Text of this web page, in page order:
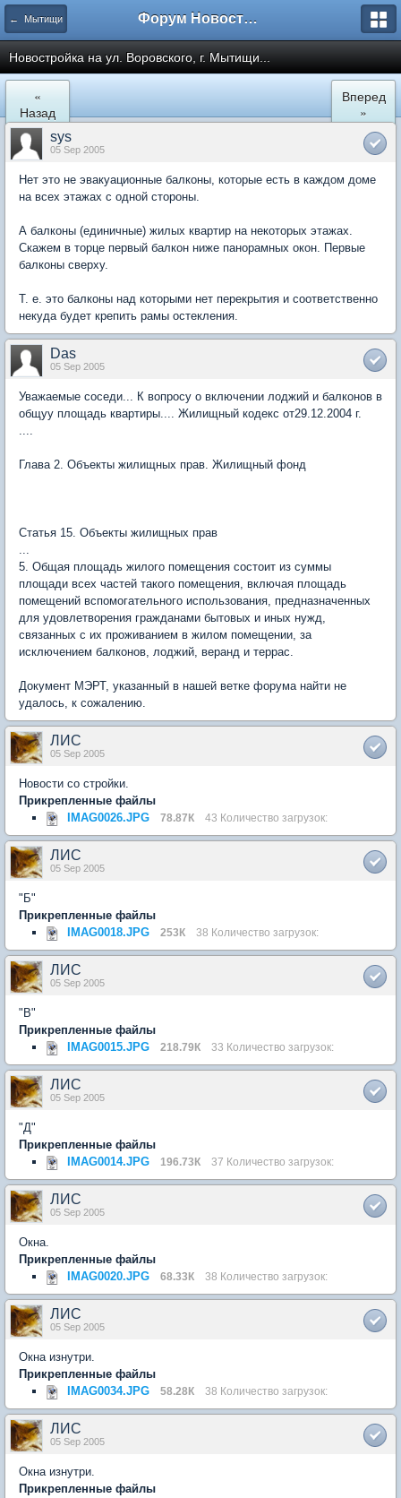
← Мытищи Форум Новостройки
Новостройка на ул. Воровского, г. Мытищи...
«
Назад
Вперед
»
sys
05 Sep 2005
Нет это не эвакуационные балконы, которые есть в каждом доме
на всех этажах с одной стороны.
А балконы (единичные) жилых квартир на некоторых этажах.
Скажем в торце первый балкон ниже панорамных окон. Первые
балконы сверху.
Т. е. это балконы над которыми нет перекрытия и соответственно
некуда будет крепить рамы остекления.
Das
05 Sep 2005
Уважаемые соседи... К вопросу о включении лоджий и балконов в
общуу площадь квартиры.... Жилищный кодекс от29.12.2004 г.
....
Глава 2. Объекты жилищных прав. Жилищный фонд
Статья 15. Объекты жилищных прав
...
5. Общая площадь жилого помещения состоит из суммы
площади всех частей такого помещения, включая площадь
помещений вспомогательного использования, предназначенных
для удовлетворения гражданами бытовых и иных нужд,
связанных с их проживанием в жилом помещении, за
исключением балконов, лоджий, веранд и террас.
Документ МЭРТ, указанный в нашей ветке форума найти не
удалось, к сожалению.
ЛИС
05 Sep 2005
Новости со стройки.
Прикрепленные файлы
IMAG0026.JPG
78.87К 43 Количество загрузок:
ЛИС
05 Sep 2005
"Б"
Прикрепленные файлы
IMAG0018.JPG
253К 38 Количество загрузок:
ЛИС
05 Sep 2005
"В"
Прикрепленные файлы
IMAG0015.JPG
218.79К 33 Количество загрузок:
ЛИС
05 Sep 2005
"Д"
Прикрепленные файлы
IMAG0014.JPG
196.73К 37 Количество загрузок:
ЛИС
05 Sep 2005
Окна.
Прикрепленные файлы
IMAG0020.JPG
68.33К 38 Количество загрузок:
ЛИС
05 Sep 2005
Окна изнутри.
Прикрепленные файлы
IMAG0034.JPG
58.28К 38 Количество загрузок:
ЛИС
05 Sep 2005
Окна изнутри.
Прикрепленные файлы